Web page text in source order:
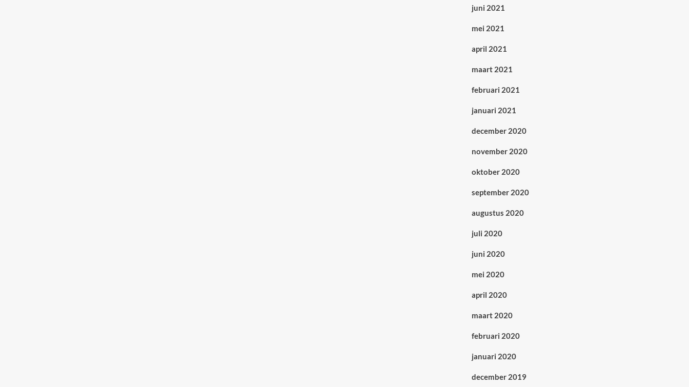
juni 2021
mei 2021
april 2021
maart 2021
februari 2021
januari 2021
december 2020
november 2020
oktober 2020
september 2020
augustus 2020
juli 2020
juni 2020
mei 2020
april 2020
maart 2020
februari 2020
januari 2020
december 2019